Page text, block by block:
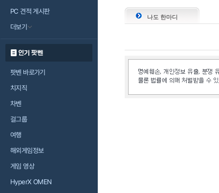
PC 견적 게시판
더보기
인기 팟벤
팟벤 바로가기
치지직
차벤
걸그룹
여행
해외게임정보
게임 영상
HyperX OMEN
나도 한마디